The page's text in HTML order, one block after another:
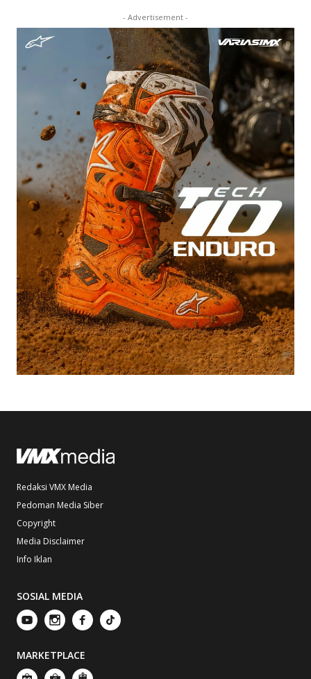
- Advertisement -
Redaksi VMX Media
Pedoman Media Siber
Copyright
Media Disclaimer
Info Iklan
SOSIAL MEDIA
MARKETPLACE